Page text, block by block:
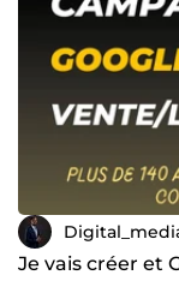
Je vais créer et